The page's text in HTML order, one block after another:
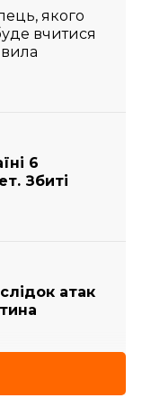
якого
вчитися
6
Збиті
атак